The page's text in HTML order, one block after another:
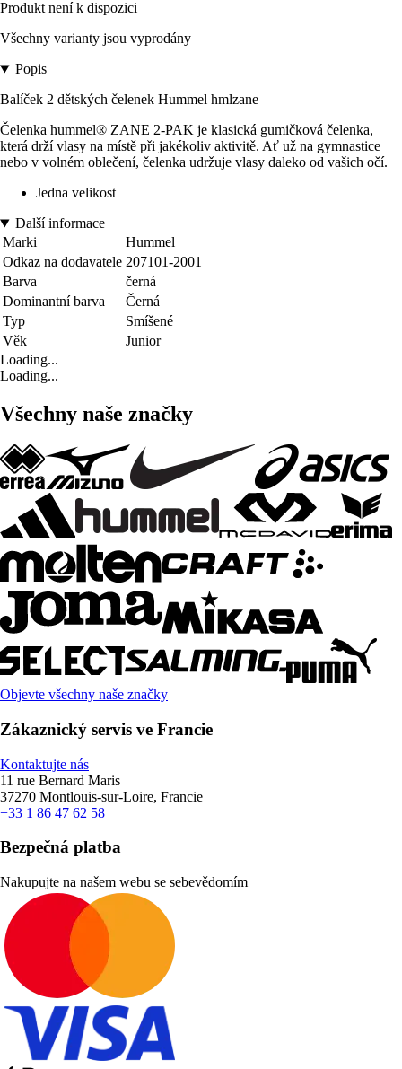
Produkt není k dispozici
Všechny varianty jsou vyprodány
Popis
Balíček 2 dětských čelenek Hummel hmlzane
Čelenka hummel® ZANE 2-PAK je klasická gumičková čelenka,
která drží vlasy na místě při jakékoliv aktivitě. Ať už na gymnastice
nebo v volném oblečení, čelenka udržuje vlasy daleko od vašich očí.
Jedna velikost
Další informace
Marki
Hummel
Odkaz na dodavatele 207101-2001
Barva
černá
Dominantní barva
Černá
Typ
Smíšené
Věk
Junior
Loading...
Loading...
Všechny naše značky
Objevte všechny naše značky
Zákaznický servis ve Francie
Kontaktujte nás
11 rue Bernard Maris
37270 Montlouis-sur-Loire, Francie
+33 1 86 47 62 58
Bezpečná platba
Nakupujte na našem webu se sebevědomím